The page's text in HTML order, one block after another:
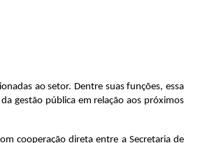
ao setor. Dentre suas funções, essa
gestão pública em relação aos próximos
cooperação direta entre a Secretaria de